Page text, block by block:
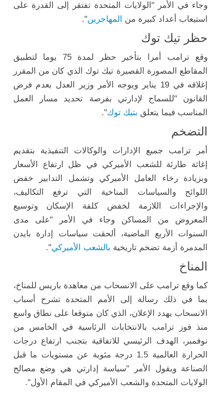
وجاء في الأمر "الولايات المتحدة تفتقر إلى القدرة على
استيعاب أعداد كبيرة من
المهاجرين".
حظر تيك توك
وقع ترامب أمرا بتأخير حظر لمدة 75 يوما لتطبيق
المقاطع المصورة القصيرة تيك توك الذي كان من المقرر
إغلاقه في 19 يناير ويوجه الأمر وزير العدل بعدم فرض
القانون "للسماح لإدارتي بفرصة تحديد مسار العمل
المناسب فيما يتعلق بتيك توك".
التضخم
أمر ترامب جميع الإدارات والوكالات التنفيذية بتقديم
إغاثة طارئة للشعب الأميركي في ظل ارتفاع الأسعار
وبزيادة رخاء العامل الأميركي وتشمل التدابير خفض
اللوائح والسياسات المناخية التي ترفع التكاليف،
والإجراءات اللازمة لخفض كلفة الإسكان وتوسيع
المعروض من المساكن وجاء في الأمر "على مدى
السنوات الأربع الماضية، ألحقت سياسات إدارة بايدن
المدمرة أزمة تضخم تاريخية بالشعب الأميركي".
المناخ
كما وقع ترامب على الانسحاب من معاهدة باريس للمناخ،
بما في ذلك رسالة إلى الأمم المتحدة تشرح أسباب
الانسحاب يهدد الإعلان، الذي كان متوقعا على نطاق واسع
منذ فوز ترامب بالانتخابات الرئاسية في الخامس من
نوفمبر، الهدف الرئيسي للاتفاقية بتجنب ارتفاع درجات
الحرارة العالمية 1.5 درجة مئوية عن مستويات ما قبل
الصناعة ويقول الأمر "سياسة إدارتي هي وضع مصالح
الولايات المتحدة والشعب الأميركي في المقام الأول".